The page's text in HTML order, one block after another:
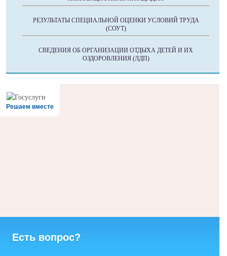
РЕЗУЛЬТАТЫ СПЕЦИАЛЬНОЙ ОЦЕНКИ УСЛОВИЙ ТРУДА
(СОУТ)
СВЕДЕНИЯ ОБ ОРГАНИЗАЦИИ ОТДЫХА ДЕТЕЙ И ИХ
ОЗДОРОВЛЕНИЯ (ЛДП)
Решаем вместе
Есть вопрос?